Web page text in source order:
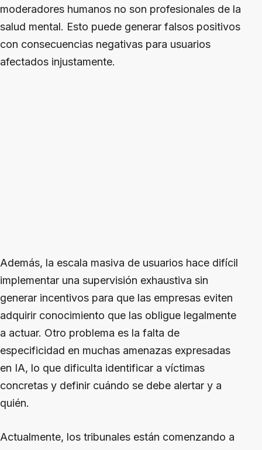
moderadores humanos no son profesionales de la
salud mental. Esto puede generar falsos positivos
con consecuencias negativas para usuarios
afectados injustamente.
Además, la escala masiva de usuarios hace difícil
implementar una supervisión exhaustiva sin
generar incentivos para que las empresas eviten
adquirir conocimiento que las obligue legalmente
a actuar. Otro problema es la falta de
especificidad en muchas amenazas expresadas
en IA, lo que dificulta identificar a víctimas
concretas y definir cuándo se debe alertar y a
quién.
Actualmente, los tribunales están comenzando a